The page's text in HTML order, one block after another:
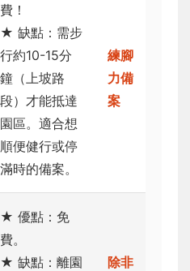
費！
★ 缺點：需步
行約10-15分
鐘（上坡路
段）才能抵達
園區。適合想
順便健行或停
滿時的備案。
練腳
力備
案
★ 優點：免
費。
★ 缺點：離園
除非